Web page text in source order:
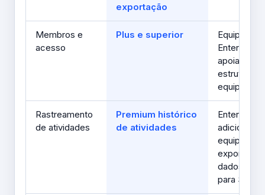
exportação
Membros e
acesso
Plus e superior
Equipe e
Enterprise
apoiar
estruturas
equipe
Rastreamento
de atividades
Premium histórico
de atividades
Enterprise
adiciona
equipes,
dados
para S3